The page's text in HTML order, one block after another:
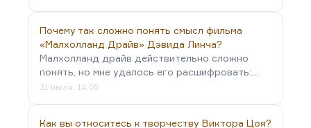
Почему так сложно понять смысл фильма
«Малхолланд Драйв» Дэвида Линча?
Малхолланд драйв действительно сложно
понять, но мне удалось его расшифровать:…
31 июля, 14:05
Как вы относитесь к творчеству Виктора Цоя?